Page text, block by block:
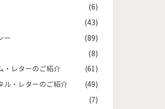
(6)
(43)
ー
(89)
(8)
・レターのご紹介
(61)
ル・レターのご紹介
(49)
(7)